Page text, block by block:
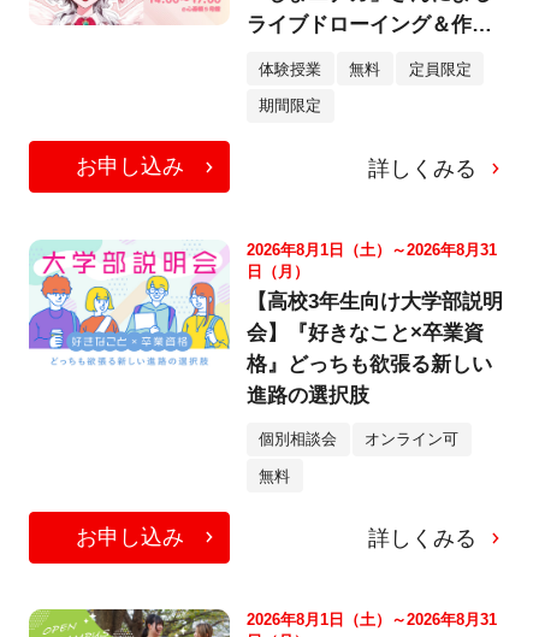
ライブドローイング＆作品
添削会
体験授業 無料 定員限定
期間限定
お申し込み 詳しくみる
2026年8月1日（土）～2026年8月31
日（月）
【高校3年生向け大学部説明
会】『好きなこと×卒業資
格』どっちも欲張る新しい
進路の選択肢
個別相談会 オンライン可
無料
お申し込み 詳しくみる
2026年8月1日（土）～2026年8月31